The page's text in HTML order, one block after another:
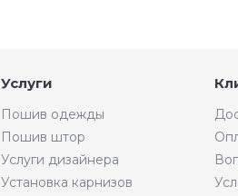
Услуги
Пошив одежды
Пошив штор
Услуги дизайнера
Установка карнизов